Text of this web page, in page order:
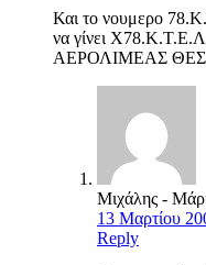
Και το νουμερο
να γίνει
ΑΕΡΟΛΙΜΕΑΣ
Μιχάλης -
13 Μαρτίου
Reply